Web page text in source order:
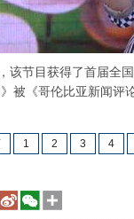
节目获得了首届全国
被《哥伦比亚新闻
1 2 3 4